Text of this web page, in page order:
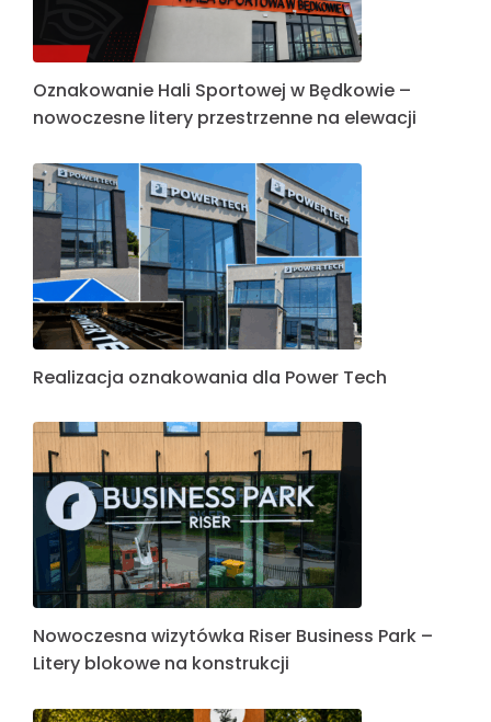
Oznakowanie Hali Sportowej w Będkowie –
nowoczesne litery przestrzenne na elewacji
Realizacja oznakowania dla Power Tech
Nowoczesna wizytówka Riser Business Park –
Litery blokowe na konstrukcji